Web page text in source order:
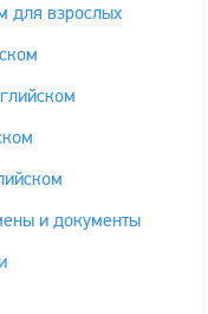
для взрослых
и документы